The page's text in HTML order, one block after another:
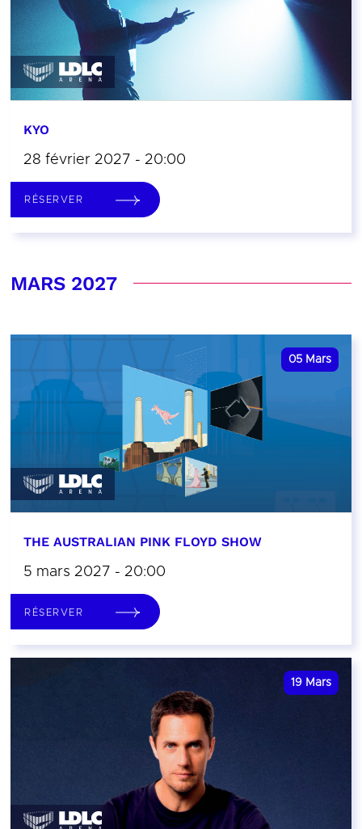
KYO
28 février 2027 - 20:00
RÉSERVER
MARS 2027
05 Mars
THE AUSTRALIAN PINK FLOYD SHOW
5 mars 2027 - 20:00
RÉSERVER
19 Mars